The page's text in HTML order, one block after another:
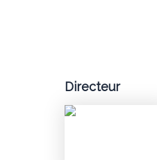
Directeur